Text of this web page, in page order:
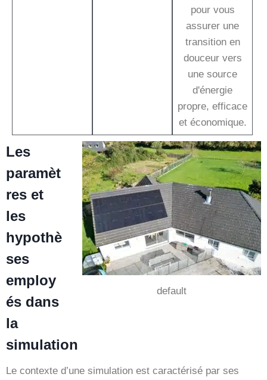
pour vous
assurer une
transition en
douceur vers
une source
d'énergie
propre, efficace
et économique.
default
Les
paramèt
res et
les
hypothè
ses
employ
és dans
la
simulation
Le contexte d’une simulation est caractérisé par ses